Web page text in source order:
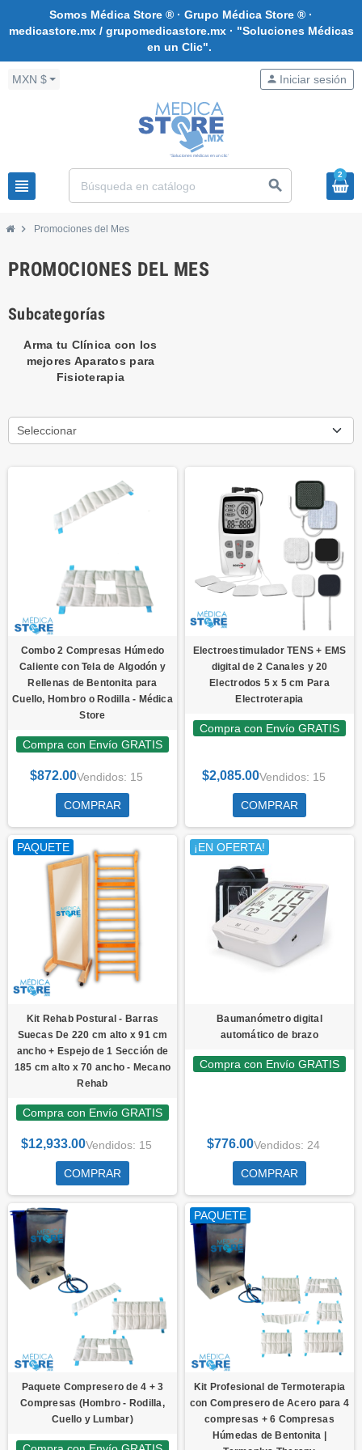
Somos Médica Store ® · Grupo Médica Store ® ·
medicastore.mx / grupomedicastore.mx · "Soluciones Médicas
en un Clic".
MXN $
view_headline search
person Iniciar sesión
2
chevron_right Promociones del Mes
PROMOCIONES DEL MES
Subcategorías
Arma tu Clínica con los
mejores Aparatos para
Fisioterapia
Seleccionar
Combo 2 Compresas Húmedo
Caliente con Tela de Algodón y
Rellenas de Bentonita para
Cuello, Hombro o Rodilla - Médica
Store
Compra con Envío GRATIS
Vendidos: 15
$872.00
COMPRAR
Electroestimulador TENS + EMS
digital de 2 Canales y 20
Electrodos 5 x 5 cm Para
Electroterapia
Compra con Envío GRATIS
Vendidos: 15
$2,085.00
COMPRAR
PAQUETE
Kit Rehab Postural - Barras
Suecas De 220 cm alto x 91 cm
ancho + Espejo de 1 Sección de
185 cm alto x 70 ancho - Mecano
Rehab
Compra con Envío GRATIS
Vendidos: 15
$12,933.00
COMPRAR
¡EN OFERTA!
Baumanómetro digital
automático de brazo
Compra con Envío GRATIS
Vendidos: 24
$776.00
COMPRAR
Paquete Compresero de 4 + 3
Compresas (Hombro - Rodilla,
Cuello y Lumbar)
PAQUETE
Kit Profesional de Termoterapia
con Compresero de Acero para 4
compresas + 6 Compresas
Húmedas de Bentonita |